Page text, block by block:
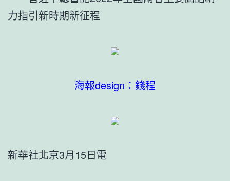
力指引新時期新征程
海報design：錢程
新華社北京3月15日電